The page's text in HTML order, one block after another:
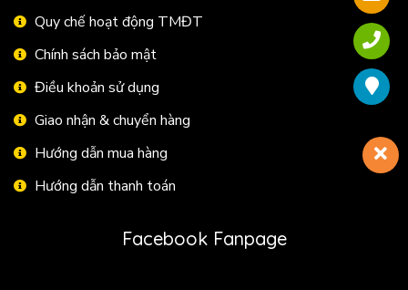
Quy chế hoạt động TMĐT
Chính sách bảo mật
Điều khoản sử dụng
Giao nhận & chuyển hàng
Hướng dẫn mua hàng
Hướng dẫn thanh toán
Facebook Fanpage